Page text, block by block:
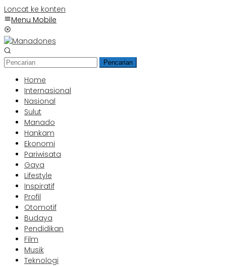
Loncat ke konten
Menu Mobile
Pencarian
Home
Internasional
Nasional
Sulut
Manado
Hankam
Ekonomi
Pariwisata
Gaya
Lifestyle
Inspiratif
Profil
Otomotif
Budaya
Pendidikan
Film
Musik
Teknologi